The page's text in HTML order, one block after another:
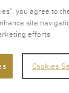
(لعلاج ضعف
38,000.00 بات
أضف إلى سلة
you agree to
site
efforts.
Cookies